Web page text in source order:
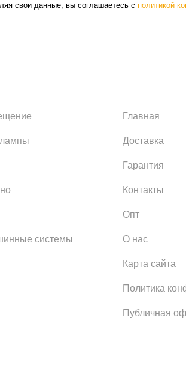
свои данные, вы соглашаетесь с политикой
системы
Главная
Доставка
Гарантия
Контакты
Опт
О нас
Карта сайта
Политика
Публичная